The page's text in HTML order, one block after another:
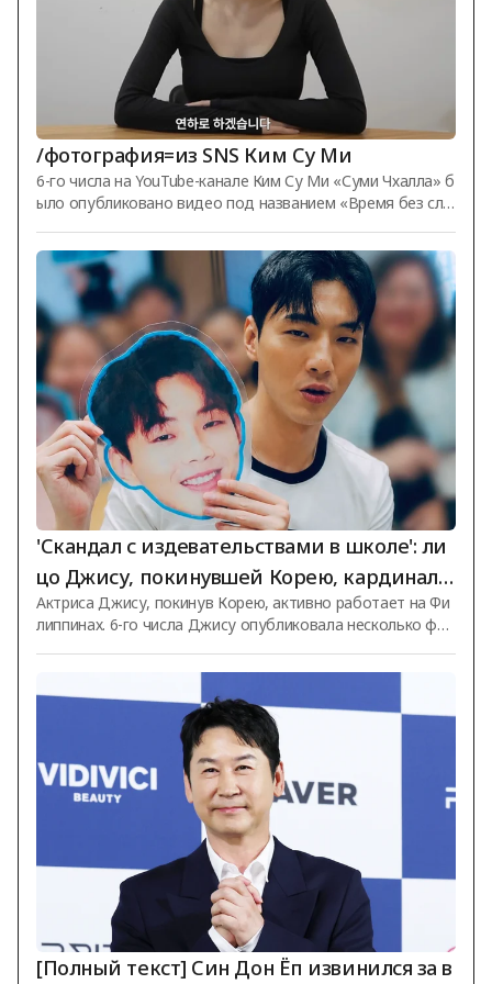
/фотография=из SNS Ким Су Ми
6-го числа на YouTube-канале Ким Су Ми «Суми Чхалла» б
ыло опубликовано видео под названием «Время без сло
тот день Ким Су Ми ответила на множество вопросов п
одписчиков. Она сообщила о своём росте и весе: «Мой р
ост 166 см, сейчас я весю 47 кг. Я немного похудела». Ког
да её спросили о лучших покупках этого года, она ответ
ила: «Это внешний аккумулятор. Тэи слишком много его и
спользовала, и он стал грязным», упомянув при этом сво
ю дочь. /Фото: и
'Скандал с издевательствами в школе': ли
цо Джису, покинувшей Корею, кардиналь
но изменилось.. Запечатлена в филиппинс
ком торговом центре [Star News]
Актриса Джису, покинув Корею, активно работает на Фи
липпинах. 6-го числа Джису опубликовала несколько фот
м центре совместно с брендом одежды, на своей лично
й странице в социальных сетях. На фотографиях Джису,
несмотря на плохую погоду, радостно улыбается и маше
т обеими руками в знак приветствия фанатам, вышедши
м её встретить. Одетая в белую футболку и неброскую т
ёмную джинсовую куртку, она, несмотря на простой и ск
ромный образ, продемонстрировал
[Полный текст] Син Дон Ёп извинился за в